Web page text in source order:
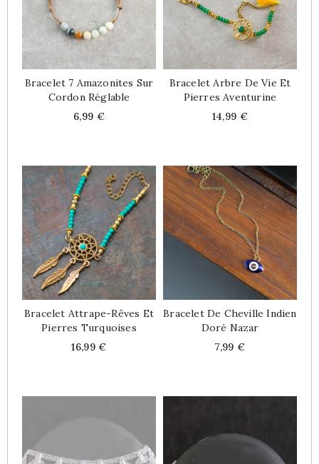
Bracelet 7 Amazonites Sur
Cordon Réglable
Price
6,99 €
Bracelet Arbre De Vie Et
Pierres Aventurine
Price
14,99 €
Bracelet Attrape-Rêves Et
Pierres Turquoises
Price
16,99 €
Bracelet De Cheville Indien
Doré Nazar
Price
7,99 €